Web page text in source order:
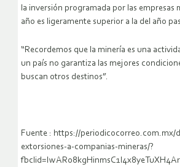
la inversión programada por las empresas
año es ligeramente superior a la del año
“Recordemos que la minería es una
un país no garantiza las mejores
buscan otros destinos”.
Fuente : https://periodicocorreo.com.mx/
extorsiones-a-companias-mineras/?